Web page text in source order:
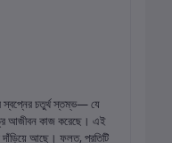
স্বপ্নের চতুর্থ স্তম্ভ— যে
আজীবন কাজ করেছে। এই
দাঁড়িয়ে আছে। ফলত, প্রতিটি